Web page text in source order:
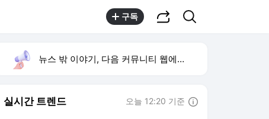
구독
뉴스 밖 이야기, 다음 커뮤니티 웹에서 보기
실시간 트렌드 오늘 12:20 기준